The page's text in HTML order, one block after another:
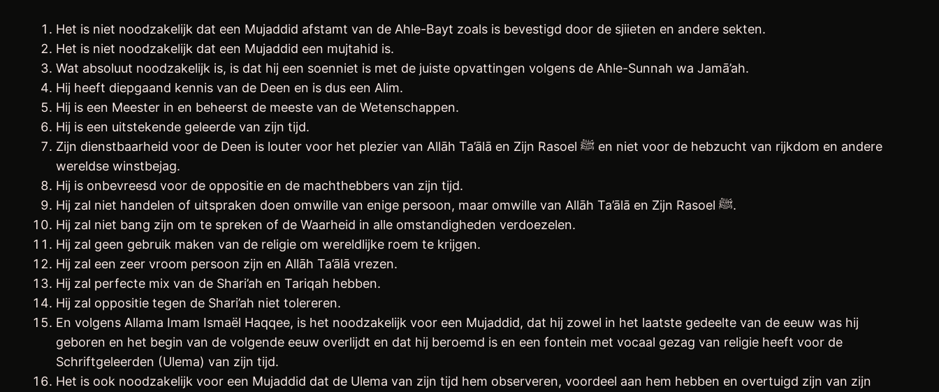
Het is niet noodzakelijk dat een Mujaddid afstamt van de Ahle-Bayt zoals is bevestigd door de sjiieten en andere sekten.
Het is niet noodzakelijk dat een Mujaddid een mujtahid is.
Wat absoluut noodzakelijk is, is dat hij een soenniet is met de juiste opvattingen volgens de Ahle-Sunnah wa Jamā’ah.
Hij heeft diepgaand kennis van de Deen en is dus een Alim.
Hij is een Meester in en beheerst de meeste van de Wetenschappen.
Hij is een uitstekende geleerde van zijn tijd.
Zijn dienstbaarheid voor de Deen is louter voor het plezier van Allāh Ta’ālā en Zijn Rasoel ﷺ en niet voor de hebzucht van rijkdom en andere
wereldse winstbejag.
Hij is onbevreesd voor de oppositie en de machthebbers van zijn tijd.
Hij zal niet handelen of uitspraken doen omwille van enige persoon, maar omwille van Allāh Ta’ālā en Zijn Rasoel ﷺ.
Hij zal niet bang zijn om te spreken of de Waarheid in alle omstandigheden verdoezelen.
Hij zal geen gebruik maken van de religie om wereldlijke roem te krijgen.
Hij zal een zeer vroom persoon zijn en Allāh Ta’ālā vrezen.
Hij zal perfecte mix van de Shari’ah en Tariqah hebben.
Hij zal oppositie tegen de Shari’ah niet tolereren.
En volgens Allama Imam Ismaël Haqqee, is het noodzakelijk voor een Mujaddid, dat hij zowel in het laatste gedeelte van de eeuw was hij
geboren en het begin van de volgende eeuw overlijdt en dat hij beroemd is en een fontein met vocaal gezag van religie heeft voor de
Schriftgeleerden (Ulema) van zijn tijd.
Het is ook noodzakelijk voor een Mujaddid dat de Ulema van zijn tijd hem observeren, voordeel aan hem hebben en overtuigd zijn van zijn